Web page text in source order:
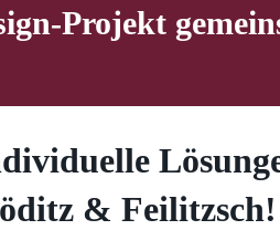
Projekt
& Feilitzsch!